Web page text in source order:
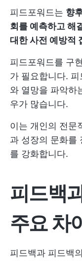
피드포워드는 향
회를 예측하고 해
대한 사전 예방적
피드포워드를 구
가 필요합니다.
와 열망을 파악하
우가 많습니다.
이는 개인의 전문
과 성장의 문화를
를 강화합니다.
피드백
주요 차
피드백과 피드백